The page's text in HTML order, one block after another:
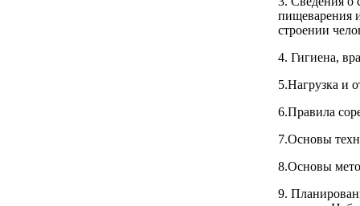
пищеварения
строении
4. Гигиена,
5.Нагрузка и
6.Правила
7.Основы
8.Основы
9.